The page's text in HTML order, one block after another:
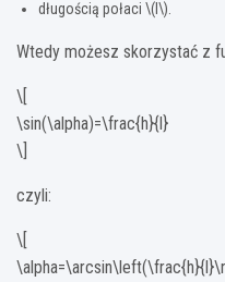
długością połaci \(l\).
Wtedy możesz skorzystać z
\[
\sin(\alpha)=\frac{h}{l}
\]
czyli:
\[